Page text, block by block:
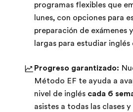
programas flexibles que
lunes, con opciones para
preparación de exámenes
largas para estudiar
Progreso garantizado:
Método EF te ayuda a
nivel de inglés cada 6
asistes a todas las clases